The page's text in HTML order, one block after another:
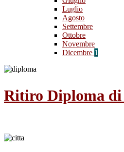
Luglio
Agosto
Settembre
Ottobre
Novembre
Dicembre 1
Ritiro Diploma